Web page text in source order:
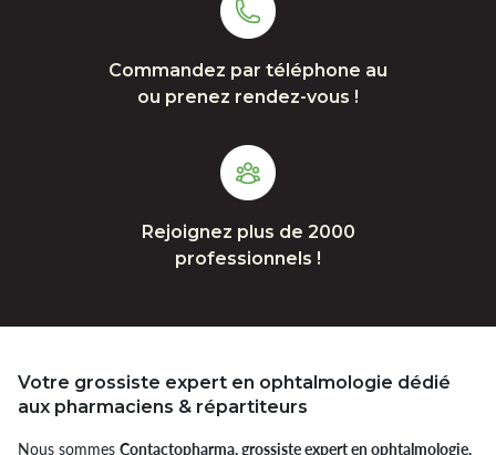
Commandez par téléphone au
ou prenez rendez-vous !
Rejoignez plus de 2000
professionnels !
Votre grossiste expert en ophtalmologie dédié
aux pharmaciens & répartiteurs
Nous sommes Contactopharma, grossiste expert en ophtalmologie,